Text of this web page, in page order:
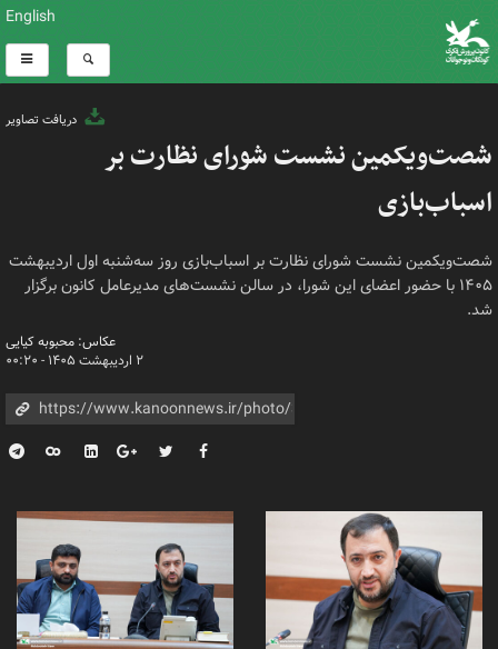
English
دریافت تصاویر
شصت‌ویکمین نشست شورای نظارت بر
اسباب‌بازی
شصت‌ویکمین نشست شورای نظارت بر اسباب‌بازی روز سه‌شنبه اول اردیبهشت
۱۴۰۵ با حضور اعضای این شورا، در سالن‌ نشست‌های مدیرعامل کانون برگزار
شد.
عکاس: محبوبه کیایی
۲ اردیبهشت ۱۴۰۵ - ۰۰:۲۰